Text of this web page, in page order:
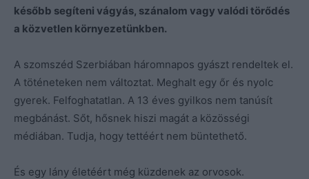
később segíteni vágyás, szánalom vagy valódi törődés
a közvetlen környezetünkben.
A szomszéd Szerbiában háromnapos gyászt rendeltek el.
A töténeteken nem változtat. Meghalt egy őr és nyolc
gyerek. Felfoghatatlan. A 13 éves gyilkos nem tanúsít
megbánást. Sőt, hősnek hiszi magát a közösségi
médiában. Tudja, hogy tettéért nem büntethető.
És egy lány életéért még küzdenek az orvosok.